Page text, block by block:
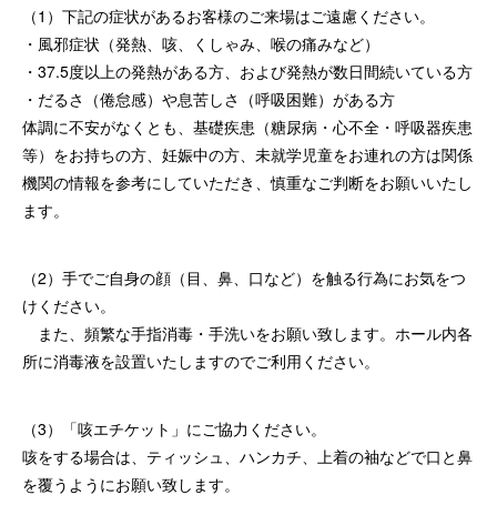
（1）下記の症状があるお客様のご来場はご遠慮ください。
・風邪症状（発熱、咳、くしゃみ、喉の痛みなど）
・37.5度以上の発熱がある方、および発熱が数日間続いている方
・だるさ（倦怠感）や息苦しさ（呼吸困難）がある方
体調に不安がなくとも、基礎疾患（糖尿病・心不全・呼吸器疾患
等）をお持ちの方、妊娠中の方、未就学児童をお連れの方は関係
機関の情報を参考にしていただき、慎重なご判断をお願いいたし
ます。
（2）手でご自身の顔（目、鼻、口など）を触る行為にお気をつ
けください。
また、頻繁な手指消毒・手洗いをお願い致します。 ホール内各
所に消毒液を設置いたしますのでご利用ください。
（3）「咳エチケット」にご協力ください。
咳をする場合は、ティッシュ、ハンカチ、上着の袖などで口と鼻
を覆うようにお願い致します。